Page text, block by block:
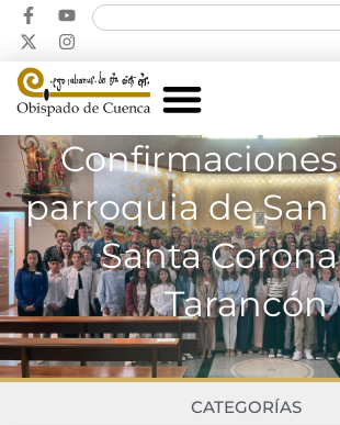
parroquia de San
Santa
Tarancón
CATEGORÍAS